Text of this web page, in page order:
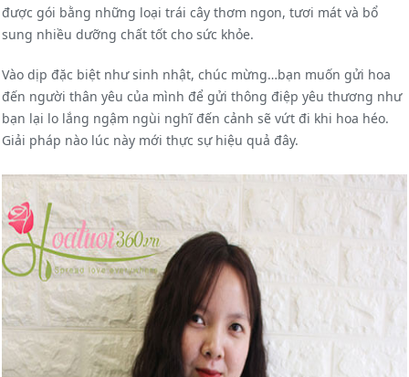
được gói bằng những loại trái cây thơm ngon, tươi mát và bổ
sung nhiều dưỡng chất tốt cho sức khỏe.
Vào dịp đặc biệt như sinh nhật, chúc mừng…bạn muốn gửi hoa
đến người thân yêu của mình để gửi thông điệp yêu thương như
bạn lại lo lắng ngậm ngùi nghĩ đến cảnh sẽ vứt đi khi hoa héo.
Giải pháp nào lúc này mới thực sự hiệu quả đây.